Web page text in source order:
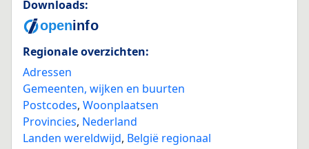
Downloads:
Regionale overzichten:
Adressen
Gemeenten, wijken en buurten
Postcodes, Woonplaatsen
Provincies, Nederland
Landen wereldwijd, België regionaal